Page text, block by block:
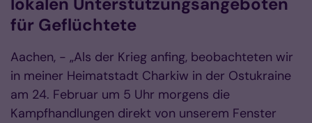
für Geflüchtete
Aachen, - „Als der Krieg anfing, beobachteten wir
in meiner Heimatstadt Charkiw in der Ostukraine
am 24. Februar um 5 Uhr morgens die
Kampfhandlungen direkt von unserem Fenster